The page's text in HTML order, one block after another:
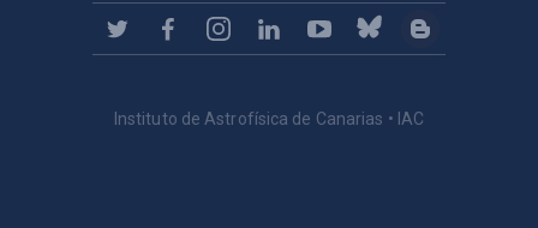
Instituto de Astrofísica de Canarias • IAC